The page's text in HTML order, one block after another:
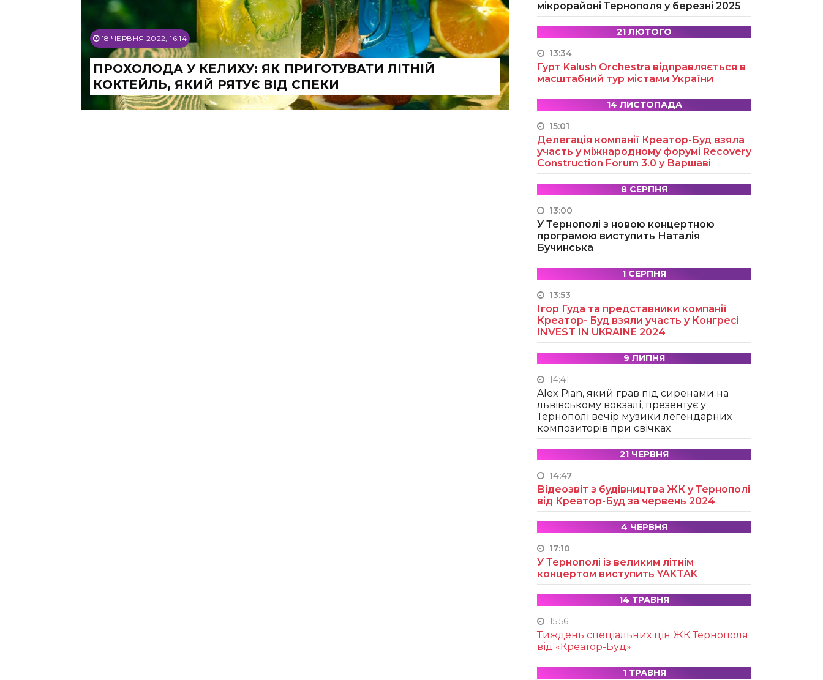
18 ЧЕРВНЯ 2022, 16:14
ПРОХОЛОДА У КЕЛИХУ: ЯК ПРИГОТУВАТИ ЛІТНІЙ
КОКТЕЙЛЬ, ЯКИЙ РЯТУЄ ВІД СПЕКИ
мікрорайоні Тернополя у березні 2025
21 ЛЮТОГО
13:34
Гурт Kalush Orchestra відправляється в
масштабний тур містами України
14 ЛИСТОПАДА
15:01
Делегація компанії Креатор-Буд взяла
участь у міжнародному форумі Recovery
Construction Forum 3.0 у Варшаві
8 СЕРПНЯ
13:00
У Тернополі з новою концертною
програмою виступить Наталія
Бучинська
1 СЕРПНЯ
13:53
Ігор Гуда та представники компанії
Креатор- Буд взяли участь у Конгресі
INVEST IN UKRAINE 2024
9 ЛИПНЯ
14:41
Alex Pian, який грав під сиренами на
львівському вокзалі, презентує у
Тернополі вечір музики легендарних
композиторів при свічках
21 ЧЕРВНЯ
14:47
Відеозвіт з будівництва ЖК у Тернополі
від Креатор-Буд за червень 2024
4 ЧЕРВНЯ
17:10
У Тернополі із великим літнім
концертом виступить YAKTAK
14 ТРАВНЯ
15:56
Тиждень спеціальних цін ЖК Тернополя
від «Креатор-Буд»
1 ТРАВНЯ